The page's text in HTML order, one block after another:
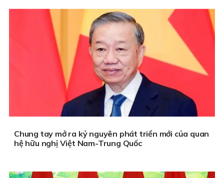
Chung tay mở ra kỷ nguyên phát triển mới của quan
hệ hữu nghị Việt Nam-Trung Quốc